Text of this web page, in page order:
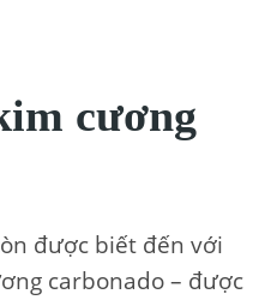
cương
được biết đến với
carbonado – được